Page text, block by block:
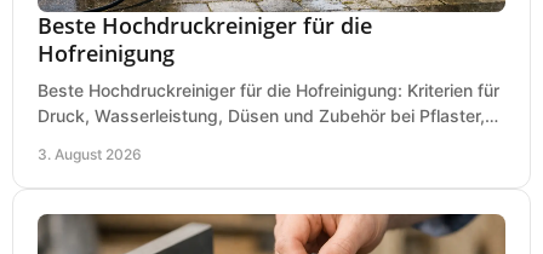
Beste Hochdruckreiniger für die
Hofreinigung
Beste Hochdruckreiniger für die Hofreinigung: Kriterien für
Druck, Wasserleistung, Düsen und Zubehör bei Pflaster,
3. August 2026